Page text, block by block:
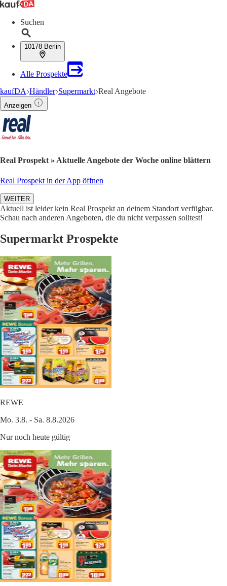
Suchen
10178 Berlin
Alle Prospekte
kaufDA Händler Supermarkt Real Angebote
Anzeigen
Real Prospekt » Aktuelle Angebote der Woche online blättern
Real Prospekt in der App öffnen
WEITER
Aktuell ist leider kein Real Prospekt an deinem Standort verfügbar.
Schau nach anderen Angeboten, die du nicht verpassen solltest!
Supermarkt Prospekte
REWE
Mo. 3.8. - Sa. 8.8.2026
Nur noch heute gültig